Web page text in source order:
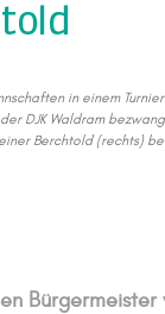
in einem Turnier
DJK Waldram
Berchtold (rechts)
Bürgermeister